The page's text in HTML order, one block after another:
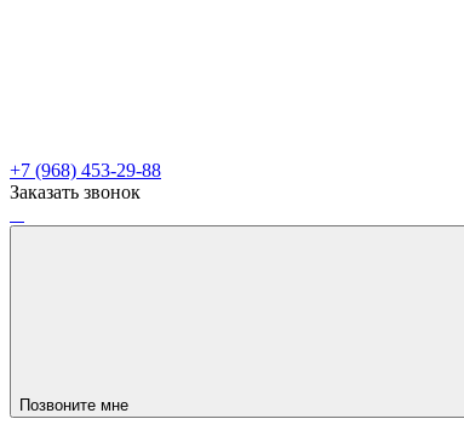
+7 (968) 453-29-88
Заказать звонок
Позвоните мне